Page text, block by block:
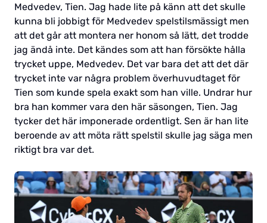
Medvedev, Tien. Jag hade lite på känn att det skulle
kunna bli jobbigt för Medvedev spelstilsmässigt men
att det går att montera ner honom så lätt, det trodde
jag ändå inte. Det kändes som att han försökte hålla
trycket uppe, Medvedev. Det var bara det att det där
trycket inte var några problem överhuvudtaget för
Tien som kunde spela exakt som han ville. Undrar hur
bra han kommer vara den här säsongen, Tien. Jag
tycker det här imponerade ordentligt. Sen är han lite
beroende av att möta rätt spelstil skulle jag säga men
riktigt bra var det.